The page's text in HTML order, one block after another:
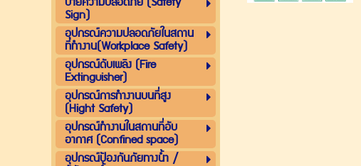
Sign)
อุปกรณ์ความปลอดภัยในสถาน
ที่ทำงาน(Workplace Safety)
อุปกรณ์ดับเพลิง (Fire
Extinguisher)
อุปกรณ์การทำงานบนที่สูง
(Hight Safety)
อุปกรณ์ทำงานในสถานที่อับ
อากาศ (Confined space)
อุปกรณ์ป้องกันภัยทางน้ำ /